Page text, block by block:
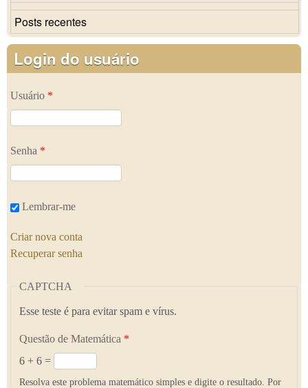
Posts recentes
Login do usuário
Usuário *
Senha *
Lembrar-me
Criar nova conta
Recuperar senha
CAPTCHA
Esse teste é para evitar spam e vírus.
Questão de Matemática *
6 + 6 =
Resolva este problema matemático simples e digite o resultado. Por